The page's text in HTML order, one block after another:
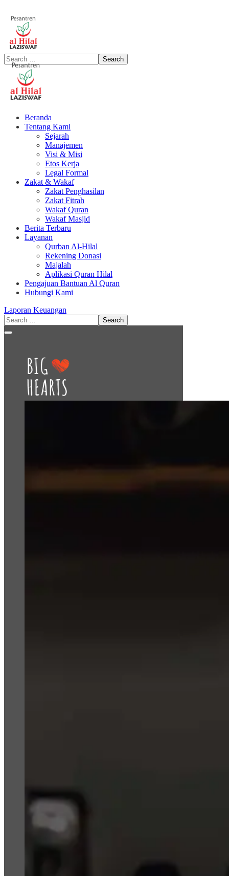
Beranda
Tentang Kami
Sejarah
Manajemen
Visi & Misi
Etos Kerja
Legal Formal
Zakat & Wakaf
Zakat Penghasilan
Zakat Fitrah
Wakaf Quran
Wakaf Masjid
Berita Terbaru
Layanan
Qurban Al-Hilal
Rekening Donasi
Majalah
Aplikasi Quran Hilal
Pengajuan Bantuan Al Quran
Hubungi Kami
Laporan Keuangan